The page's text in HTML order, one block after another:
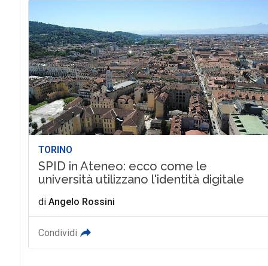
TORINO
SPID in Ateneo: ecco come le
università utilizzano l'identità digitale
di Angelo Rossini
Condividi